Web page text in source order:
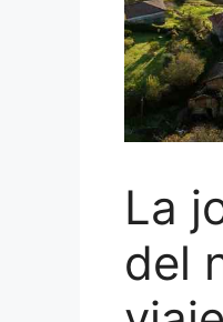
La
del